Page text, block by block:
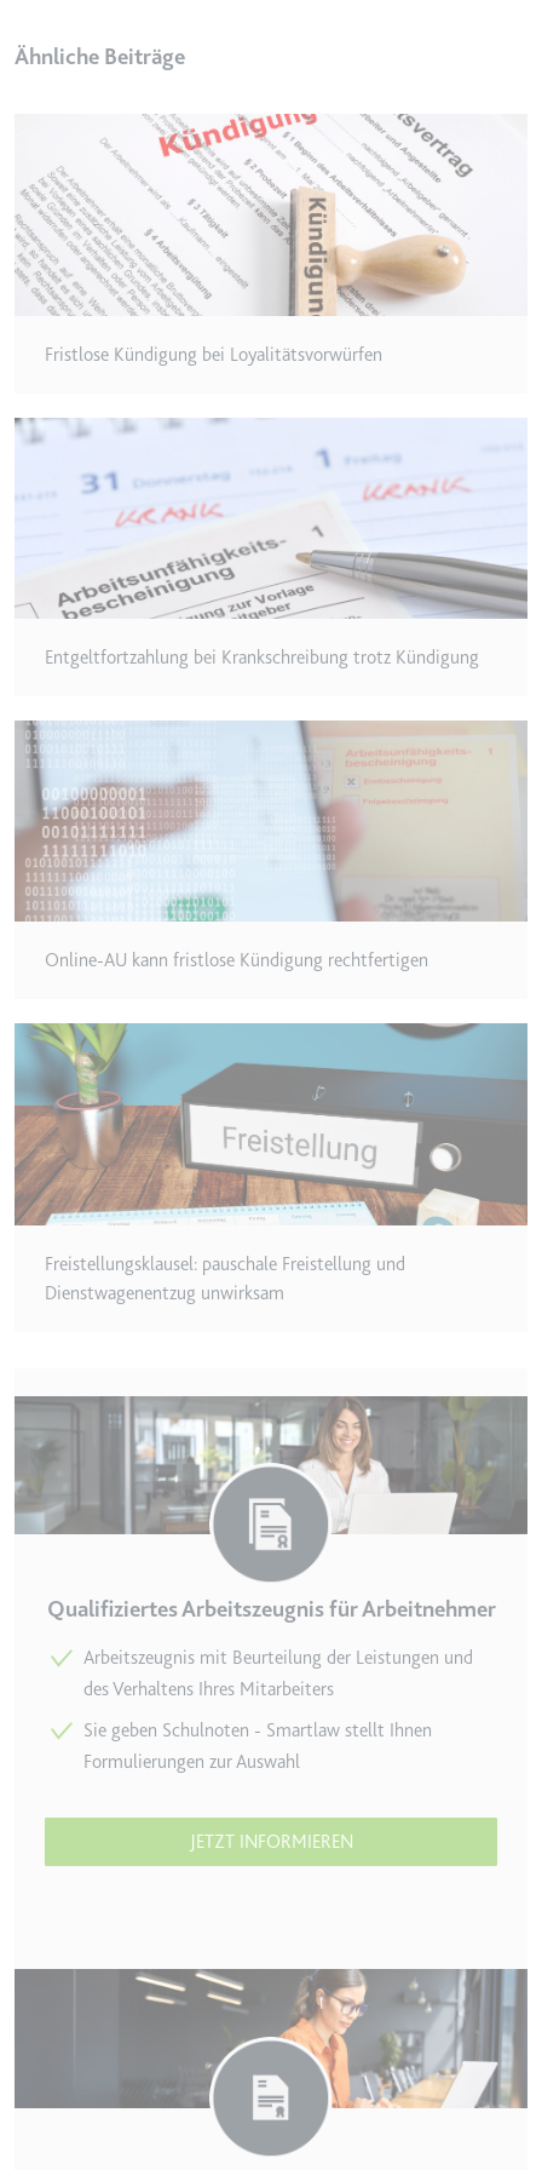
Anbieter:
youtube.com
Zweck:
Speichert die
Benutzereinstellungen beim Abruf
eines auf anderen Webseiten
integrierten Youtube-Videos
Ablauf:
Sitzung
__Secure-YNID
Zweck:
Wird verwendet, um die
Interaktion der Nutzer mit
eingebetteten Inhalten zu
verfolgen.
Ablauf:
180 Tage
Typ:
HTTP-Cookie
LAST_RESULT_ENTRY_KEY
Zweck:
Wird verwendet, um die
Interaktion der Nutzer mit
eingebetteten Inhalten zu
Ablauf:
Sitzung
Typ:
HTTP-Cookie
LogsDatabaseV2:V#||LogsRequestsStore
Anbieter:
youtube.com
Zweck:
Wird verwendet, um die
Interaktion der Nutzer mit
eingebetteten Inhalten zu
verfolgen.
Typ:
IndexedDB
Zweck:
Notwendig für die
Implementierung und
Funktionalität von YouTube-
Videoinhalten auf der Website.
Beständig
IndexedDB
TESTCOOKIESENABLED
Anbieter:
youtube.com
Zweck:
Wird verwendet, um die
Interaktion der Nutzer mit
verfolgen.
yt-icons-last-purged
youtube.com
Notwendig für die
Implementierung und
Funktionalität von YouTube-
Videoinhalten auf der Website.
Ähnliche Beiträge
Fristlose Kündigung bei Loyalitätsvorwürfen
Entgeltfortzahlung bei Krankschreibung trotz Kündigung
Online-AU kann fristlose Kündigung rechtfertigen
Freistellungsklausel: pauschale Freistellung und
Dienstwagenentzug unwirksam
Qualifiziertes Arbeitszeugnis für Arbeitnehmer
Arbeitszeugnis mit Beurteilung der Leistungen und
des Verhaltens Ihres Mitarbeiters
Sie geben Schulnoten - Smartlaw stellt Ihnen
Formulierungen zur Auswahl
JETZT INFORMIEREN